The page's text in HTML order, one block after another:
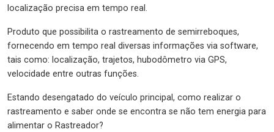
localização precisa em tempo real.
Produto que possibilita o rastreamento de semirreboques,
fornecendo em tempo real diversas informações via software,
tais como: localização, trajetos, hubodômetro via GPS,
velocidade entre outras funções.
Estando desengatado do veículo principal, como realizar o
rastreamento e saber onde se encontra se não tem energia para
alimentar o Rastreador?